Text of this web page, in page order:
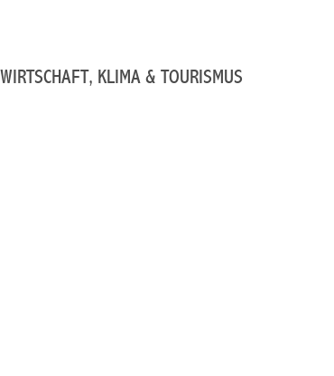
WIRTSCHAFT, KLIMA & TOURISMUS